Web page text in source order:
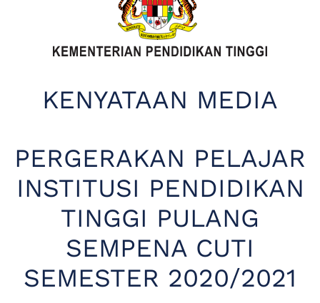
KENYATAAN MEDIA
PERGERAKAN PELAJAR
INSTITUSI PENDIDIKAN
TINGGI PULANG
SEMPENA CUTI
SEMESTER 2020/2021